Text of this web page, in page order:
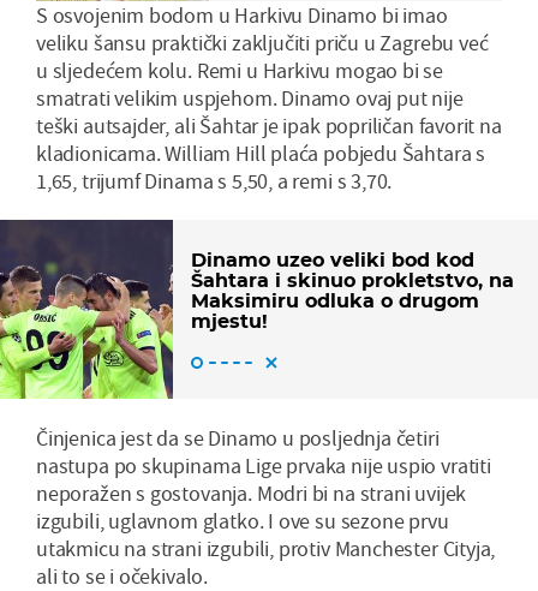
S osvojenim bodom u Harkivu Dinamo bi imao
veliku šansu praktički zaključiti priču u Zagrebu već
u sljedećem kolu. Remi u Harkivu mogao bi se
smatrati velikim uspjehom. Dinamo ovaj put nije
teški autsajder, ali Šahtar je ipak popriličan favorit na
kladionicama. William Hill plaća pobjedu Šahtara s
1,65, trijumf Dinama s 5,50, a remi s 3,70.
Dinamo uzeo veliki bod kod
Šahtara i skinuo prokletstvo, na
Maksimiru odluka o drugom
mjestu!
Činjenica jest da se Dinamo u posljednja četiri
nastupa po skupinama Lige prvaka nije uspio vratiti
neporažen s gostovanja. Modri bi na strani uvijek
izgubili, uglavnom glatko. I ove su sezone prvu
utakmicu na strani izgubili, protiv Manchester Cityja,
ali to se i očekivalo.